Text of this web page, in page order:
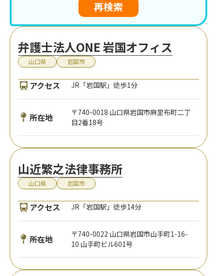
再検索
弁護士法人ONE 岩国オフィス
山口県 岩国市
アクセス JR「岩国駅」徒歩1分
所在地
〒740-0018 山口県岩国市麻里布町二丁
目2番18号
山近繁之法律事務所
山口県 岩国市
アクセス JR「岩国駅」徒歩14分
所在地
〒740-0022 山口県岩国市山手町1-16-
10 山手町ビル601号